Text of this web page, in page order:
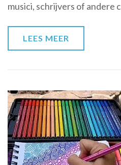
en
musici, schrijvers of andere
LEES MEER